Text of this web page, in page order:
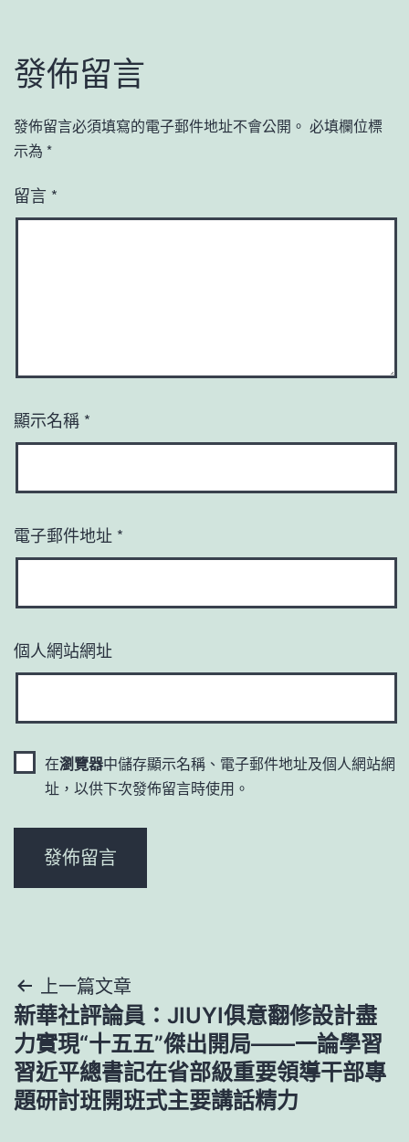
發佈留言
發佈留言必須填寫的電子郵件地址不會公開。 必填欄位標
示為 *
留言 *
顯示名稱 *
電子郵件地址 *
個人網站網址
在瀏覽器中儲存顯示名稱、電子郵件地址及個人網站網
址，以供下次發佈留言時使用。
文
章
導
覽
上一篇文章
新華社評論員：JIUYI俱意翻修設計盡
力實現“十五五”傑出開局——一論學習
習近平總書記在省部級重要領導干部專
題研討班開班式主要講話精力